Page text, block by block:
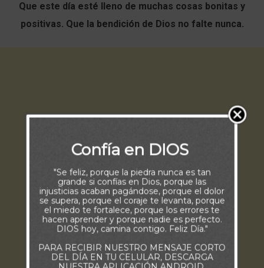
Que este día esté lleno de muchas cosas bonitas y
positivas. Que la bendición de Dios no falte nunca.
Confía en DIOS
"Se feliz, porque la piedra nunca es tan
grande si confías en Dios, porque las
injusticias acaban pagándose, porque el dolor
se supera, porque el coraje te levanta, porque
el miedo te fortalece, porque los errores te
hacen aprender y porque nadie es perfecto.
DIOS hoy, camina contigo. Feliz Día."
PARA RECIBIR NUESTRO MENSAJE CORTO
DEL DÍA EN TU CELULAR, DESCARGA